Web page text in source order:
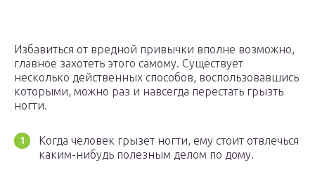
Избавиться от вредной привычки вполне возможно,
главное захотеть этого самому. Существует
несколько действенных способов, воспользовавшись
которыми, можно раз и навсегда перестать грызть
ногти.
Когда человек грызет ногти, ему стоит отвлечься
каким-нибудь полезным делом по дому.